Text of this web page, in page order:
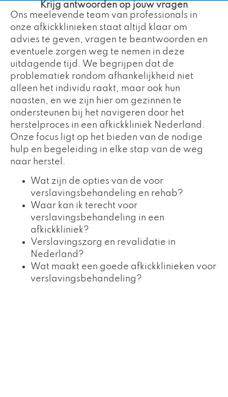
Krijg antwoorden op jouw vragen
Ons meelevende team van professionals in
onze afkickklinieken staat altijd klaar om
advies te geven, vragen te beantwoorden en
eventuele zorgen weg te nemen in deze
uitdagende tijd. We begrijpen dat de
problematiek rondom afhankelijkheid niet
alleen het individu raakt, maar ook hun
naasten, en we zijn hier om gezinnen te
ondersteunen bij het navigeren door het
herstelproces in een afkickkliniek Nederland.
Onze focus ligt op het bieden van de nodige
hulp en begeleiding in elke stap van de weg
naar herstel.
Wat zijn de opties van de voor
verslavingsbehandeling en rehab?
Waar kan ik terecht voor
verslavingsbehandeling in een
afkickkliniek?
Verslavingszorg en revalidatie in
Nederland?
Wat maakt een goede afkickklinieken voor
verslavingsbehandeling?